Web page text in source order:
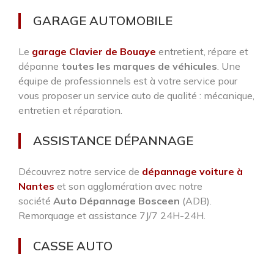
GARAGE AUTOMOBILE
Le garage Clavier de Bouaye entretient, répare et
dépanne toutes les marques de véhicules. Une
équipe de professionnels est à votre service pour
vous proposer un service auto de qualité : mécanique,
entretien et réparation.
ASSISTANCE DÉPANNAGE
Découvrez notre service de dépannage voiture à
Nantes et son agglomération avec notre
société Auto Dépannage Bosceen (ADB).
Remorquage et assistance 7J/7 24H-24H.
CASSE AUTO